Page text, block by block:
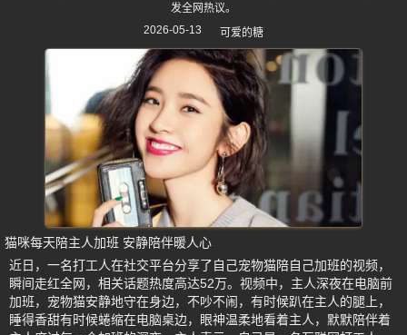
发全网热议。
2026-05-13
可爱的糖
猫咪每天陪主人加班 安静陪伴暖人心
近日，一名打工人在社交平台分享了自己宠物猫陪自己加班的视频，
瞬间走红全网，相关话题热度高达52万。视频中，主人深夜在电脑前
加班，宠物猫安静地守在身边，不吵不闹，有时候趴在主人的腿上，
睡得香甜有时候蜷缩在电脑桌边，眼神温柔地看着主人，默默陪伴着